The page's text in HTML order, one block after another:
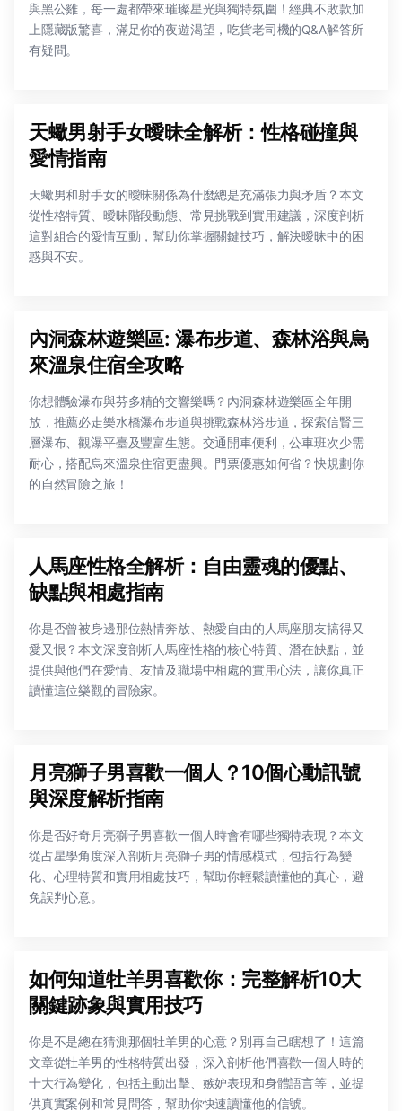
與黑公雞，每一處都帶來璀璨星光與獨特氛圍！經典不敗款加
上隱藏版驚喜，滿足你的夜遊渴望，吃貨老司機的Q&A解答所
有疑問。
天蠍男射手女曖昧全解析：性格碰撞與
愛情指南
天蠍男和射手女的曖昧關係為什麼總是充滿張力與矛盾？本文
從性格特質、曖昧階段動態、常見挑戰到實用建議，深度剖析
這對組合的愛情互動，幫助你掌握關鍵技巧，解決曖昧中的困
惑與不安。
內洞森林遊樂區: 瀑布步道、森林浴與烏
來溫泉住宿全攻略
你想體驗瀑布與芬多精的交響樂嗎？內洞森林遊樂區全年開
放，推薦必走樂水橋瀑布步道與挑戰森林浴步道，探索信賢三
層瀑布、觀瀑平臺及豐富生態。交通開車便利，公車班次少需
耐心，搭配烏來溫泉住宿更盡興。門票優惠如何省？快規劃你
的自然冒險之旅！
人馬座性格全解析：自由靈魂的優點、
缺點與相處指南
你是否曾被身邊那位熱情奔放、熱愛自由的人馬座朋友搞得又
愛又恨？本文深度剖析人馬座性格的核心特質、潛在缺點，並
提供與他們在愛情、友情及職場中相處的實用心法，讓你真正
讀懂這位樂觀的冒險家。
月亮獅子男喜歡一個人？10個心動訊號
與深度解析指南
你是否好奇月亮獅子男喜歡一個人時會有哪些獨特表現？本文
從占星學角度深入剖析月亮獅子男的情感模式，包括行為變
化、心理特質和實用相處技巧，幫助你輕鬆讀懂他的真心，避
免誤判心意。
如何知道牡羊男喜歡你：完整解析10大
關鍵跡象與實用技巧
你是不是總在猜測那個牡羊男的心意？別再自己瞎想了！這篇
文章從牡羊男的性格特質出發，深入剖析他們喜歡一個人時的
十大行為變化，包括主動出擊、嫉妒表現和身體語言等，並提
供真實案例和常見問答，幫助你快速讀懂他的信號。